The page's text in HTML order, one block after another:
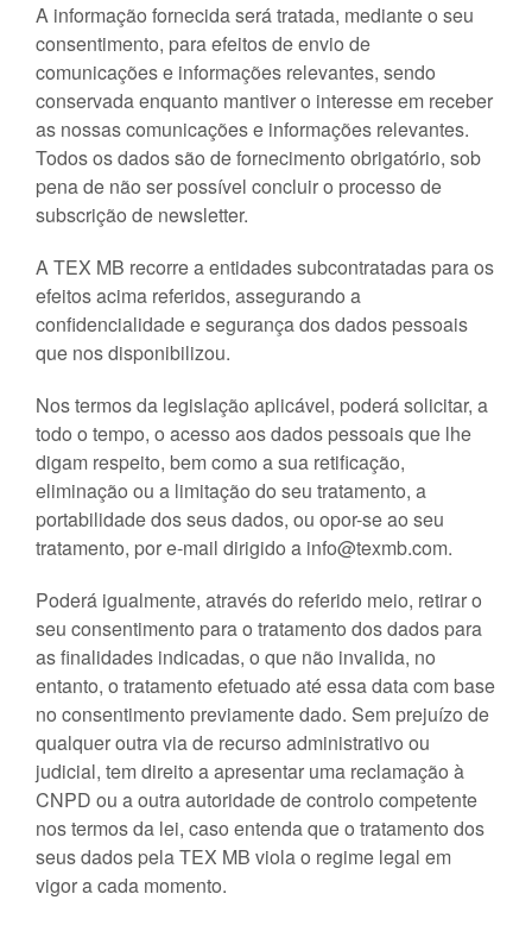
A informação fornecida será tratada, mediante o seu
consentimento, para efeitos de envio de
comunicações e informações relevantes, sendo
conservada enquanto mantiver o interesse em receber
as nossas comunicações e informações relevantes.
Todos os dados são de fornecimento obrigatório, sob
pena de não ser possível concluir o processo de
subscrição de newsletter.
A TEX MB recorre a entidades subcontratadas para os
efeitos acima referidos, assegurando a
confidencialidade e segurança dos dados pessoais
que nos disponibilizou.
Nos termos da legislação aplicável, poderá solicitar, a
todo o tempo, o acesso aos dados pessoais que lhe
digam respeito, bem como a sua retificação,
eliminação ou a limitação do seu tratamento, a
portabilidade dos seus dados, ou opor-se ao seu
tratamento, por e-mail dirigido a info@texmb.com.
Poderá igualmente, através do referido meio, retirar o
seu consentimento para o tratamento dos dados para
as finalidades indicadas, o que não invalida, no
entanto, o tratamento efetuado até essa data com base
no consentimento previamente dado. Sem prejuízo de
qualquer outra via de recurso administrativo ou
judicial, tem direito a apresentar uma reclamação à
CNPD ou a outra autoridade de controlo competente
nos termos da lei, caso entenda que o tratamento dos
seus dados pela TEX MB viola o regime legal em
vigor a cada momento.